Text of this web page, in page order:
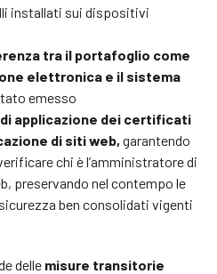
installati sui dispositivi
tra il portafoglio come
elettronica e il sistema
emesso
applicazione dei certificati
di siti web, garantendo
chi è l’amministratore di
preservando nel contempo le
ben consolidati vigenti
delle misure transitorie